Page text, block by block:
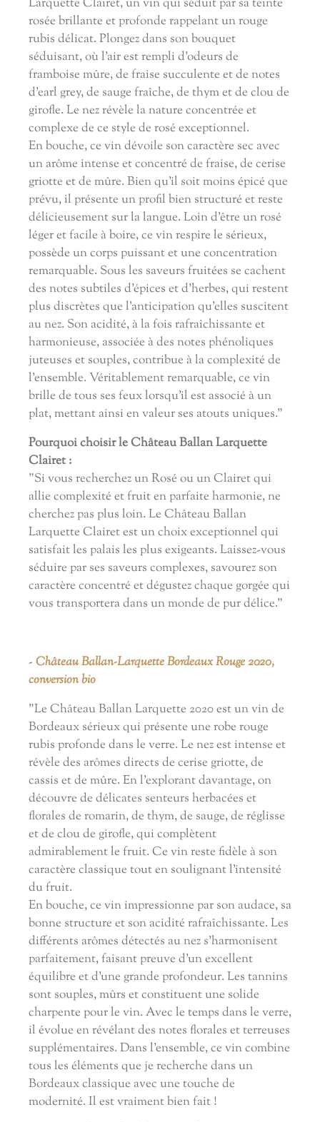
Larquette Clairet, un vin qui séduit par sa teinte
rosée brillante et profonde rappelant un rouge
rubis délicat. Plongez dans son bouquet
séduisant, où l'air est rempli d'odeurs de
framboise mûre, de fraise succulente et de notes
d'earl grey, de sauge fraîche, de thym et de clou de
girofle. Le nez révèle la nature concentrée et
complexe de ce style de rosé exceptionnel.
En bouche, ce vin dévoile son caractère sec avec
un arôme intense et concentré de fraise, de cerise
griotte et de mûre. Bien qu'il soit moins épicé que
prévu, il présente un profil bien structuré et reste
délicieusement sur la langue. Loin d'être un rosé
léger et facile à boire, ce vin respire le sérieux,
possède un corps puissant et une concentration
remarquable. Sous les saveurs fruitées se cachent
des notes subtiles d'épices et d'herbes, qui restent
plus discrètes que l'anticipation qu'elles suscitent
au nez. Son acidité, à la fois rafraîchissante et
harmonieuse, associée à des notes phénoliques
juteuses et souples, contribue à la complexité de
l'ensemble. Véritablement remarquable, ce vin
brille de tous ses feux lorsqu'il est associé à un
plat, mettant ainsi en valeur ses atouts uniques."
Pourquoi choisir le Château Ballan Larquette
Clairet :
"Si vous recherchez un Rosé ou un Clairet qui
allie complexité et fruit en parfaite harmonie, ne
cherchez pas plus loin. Le Château Ballan
Larquette Clairet est un choix exceptionnel qui
satisfait les palais les plus exigeants. Laissez-vous
séduire par ses saveurs complexes, savourez son
caractère concentré et dégustez chaque gorgée qui
vous transportera dans un monde de pur délice."
- Château Ballan-Larquette Bordeaux Rouge 2020,
conversion bio
"Le Château Ballan Larquette 2020 est un vin de
Bordeaux sérieux qui présente une robe rouge
rubis profonde dans le verre. Le nez est intense et
révèle des arômes directs de cerise griotte, de
cassis et de mûre. En l'explorant davantage, on
découvre de délicates senteurs herbacées et
florales de romarin, de thym, de sauge, de réglisse
et de clou de girofle, qui complètent
admirablement le fruit. Ce vin reste fidèle à son
caractère classique tout en soulignant l'intensité
du fruit.
En bouche, ce vin impressionne par son audace, sa
bonne structure et son acidité rafraîchissante. Les
différents arômes détectés au nez s'harmonisent
parfaitement, faisant preuve d'un excellent
équilibre et d'une grande profondeur. Les tannins
sont souples, mûrs et constituent une solide
charpente pour le vin. Avec le temps dans le verre,
il évolue en révélant des notes florales et terreuses
supplémentaires. Dans l'ensemble, ce vin combine
tous les éléments que je recherche dans un
Bordeaux classique avec une touche de
modernité. Il est vraiment bien fait !